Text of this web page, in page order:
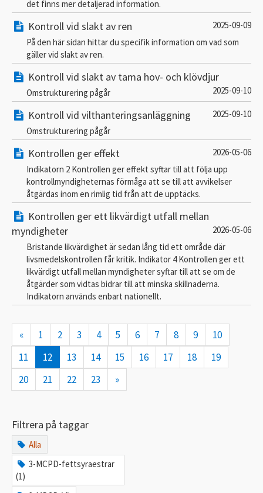
det finns mer detaljerad information.
Kontroll vid slakt av ren
2025-09-09
På den här sidan hittar du specifik information om vad som
gäller vid slakt av ren.
Kontroll vid slakt av tama hov- och klövdjur
2025-09-10
Omstrukturering pågår
Kontroll vid vilthanteringsanläggning
2025-09-10
Omstrukturering pågår
Kontrollen ger effekt
2026-05-06
Indikatorn 2 Kontrollen ger effekt syftar till att följa upp
kontrollmyndigheternas förmåga att se till att avvikelser
åtgärdas inom en rimlig tid från att de upptäcks.
Kontrollen ger ett likvärdigt utfall mellan
myndigheter
2026-05-06
Bristande likvärdighet är sedan lång tid ett område där
livsmedelskontrollen får kritik. Indikator 4 Kontrollen ger ett
likvärdigt utfall mellan myndigheter syftar till att se om de
åtgärder som vidtas bidrar till att minska skillnaderna.
Indikatorn används enbart nationellt.
« 1 2 3 4 5 6 7 8 9
10
11
12 13 14 15 16 17 18
19
20
21 22 23 »
Filtrera på taggar
Alla
3-MCPD-fettsyraestrar
(1)